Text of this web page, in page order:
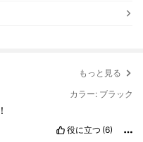
もっと見る
カラー: ブラック
役に立つ (6)